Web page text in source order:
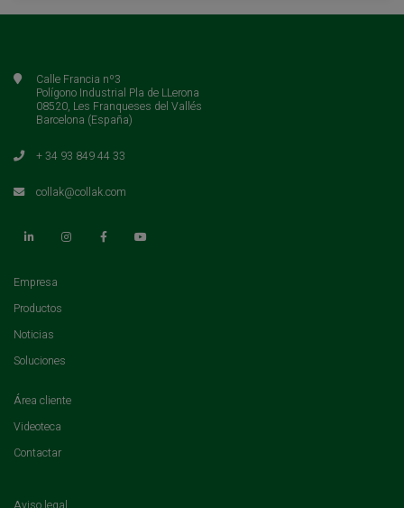
Calle Francia nº3
Polígono Industrial Pla de LLerona
08520, Les Franqueses del Vallés
Barcelona (España)
+ 34 93 849 44 33
collak@collak.com
Empresa
Productos
Noticias
Soluciones
Área cliente(current)
Videoteca
Contactar(current)